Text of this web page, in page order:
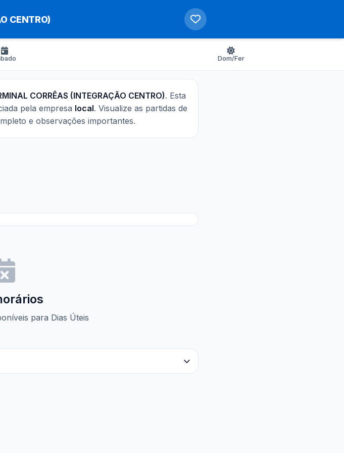
CENTRO)
Dom/Fer
CORRÊAS (INTEGRAÇÃO CENTRO). Esta
pela empresa local. Visualize as partidas de
e observações importantes.
para Dias Úteis